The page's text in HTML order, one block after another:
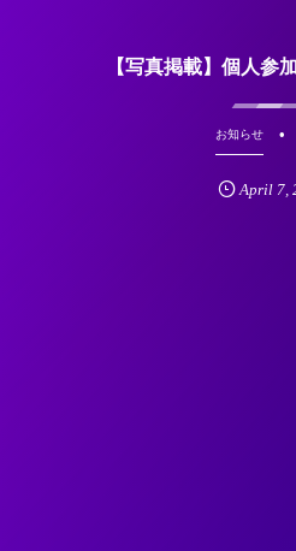
【写真掲載】個人参
お知らせ
April 7,